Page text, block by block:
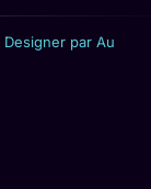
Designer par Au